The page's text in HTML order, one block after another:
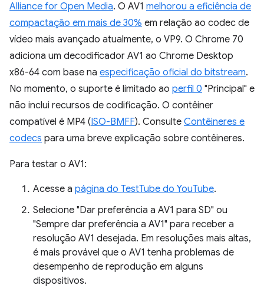
Alliance for Open Media. O AV1 melhorou a eficiência de
compactação em mais de 30% em relação ao codec de
vídeo mais avançado atualmente, o VP9. O Chrome 70
adiciona um decodificador AV1 ao Chrome Desktop
x86-64 com base na especificação oficial do bitstream.
No momento, o suporte é limitado ao perfil 0 "Principal" e
não inclui recursos de codificação. O contêiner
compatível é MP4 (ISO-BMFF). Consulte Contêineres e
codecs para uma breve explicação sobre contêineres.
Para testar o AV1:
Acesse a página do TestTube do YouTube.
Selecione "Dar preferência a AV1 para SD" ou
"Sempre dar preferência a AV1" para receber a
resolução AV1 desejada. Em resoluções mais altas,
é mais provável que o AV1 tenha problemas de
desempenho de reprodução em alguns
dispositivos.